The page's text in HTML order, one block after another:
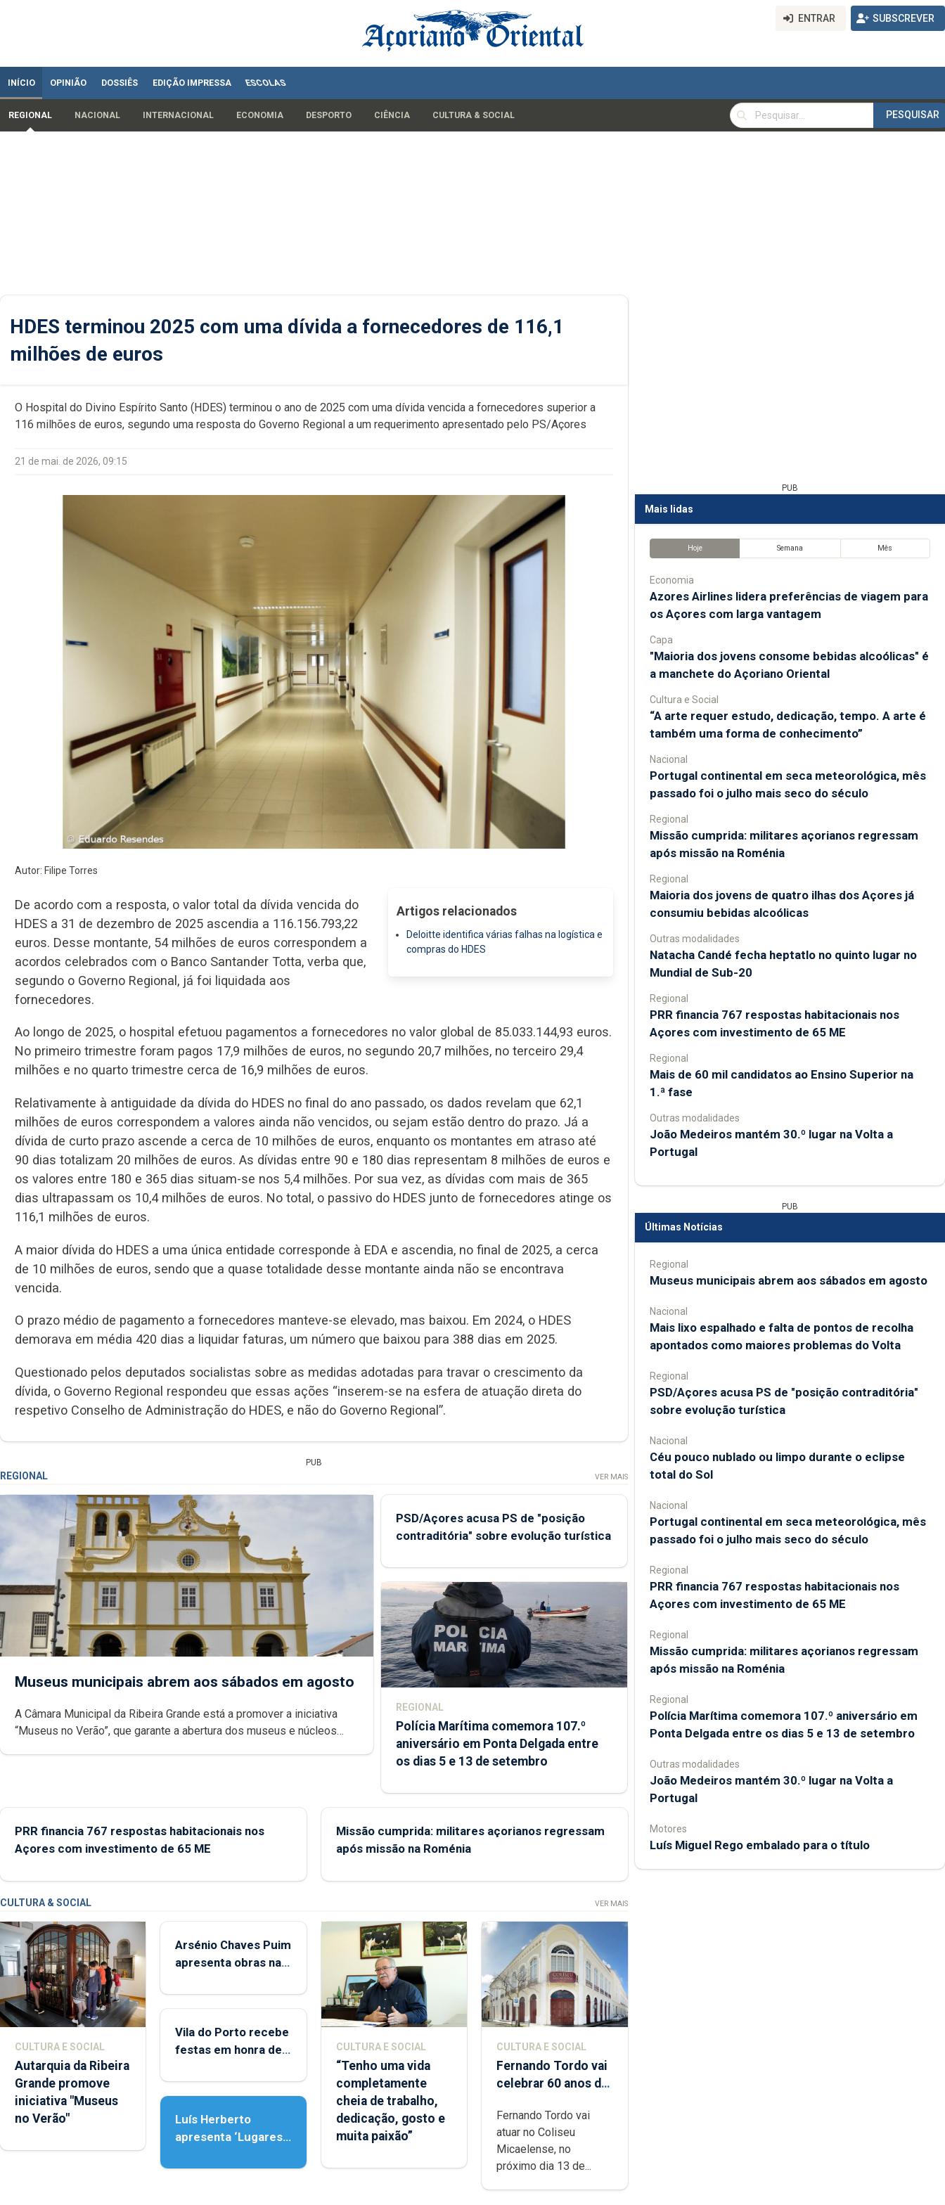
ENTRAR SUBSCREVER
INÍCIO OPINIÃO DOSSIÊS EDIÇÃO IMPRESSA ESCOLAS
REGIONAL NACIONAL INTERNACIONAL ECONOMIA DESPORTO CIÊNCIA CULTURA & SOCIAL
PESQUISAR
PESQUISAR
HDES terminou 2025 com uma dívida a fornecedores de 116,1
milhões de euros
O Hospital do Divino Espírito Santo (HDES) terminou o ano de 2025 com uma dívida vencida a fornecedores superior a
116 milhões de euros, segundo uma resposta do Governo Regional a um requerimento apresentado pelo PS/Açores
21 de mai. de 2026, 09:15
Autor: Filipe Torres
Artigos relacionados
Deloitte identifica várias falhas na logística e
compras do HDES
De acordo com a resposta, o valor total da dívida vencida do
HDES a 31 de dezembro de 2025 ascendia a 116.156.793,22
euros. Desse montante, 54 milhões de euros correspondem a
acordos celebrados com o Banco Santander Totta, verba que,
segundo o Governo Regional, já foi liquidada aos
fornecedores.
Ao longo de 2025, o hospital efetuou pagamentos a fornecedores no valor global de 85.033.144,93 euros.
No primeiro trimestre foram pagos 17,9 milhões de euros, no segundo 20,7 milhões, no terceiro 29,4
milhões e no quarto trimestre cerca de 16,9 milhões de euros.
Relativamente à antiguidade da dívida do HDES no final do ano passado, os dados revelam que 62,1
milhões de euros correspondem a valores ainda não vencidos, ou sejam estão dentro do prazo. Já a
dívida de curto prazo ascende a cerca de 10 milhões de euros, enquanto os montantes em atraso até
90 dias totalizam 20 milhões de euros. As dívidas entre 90 e 180 dias representam 8 milhões de euros e
os valores entre 180 e 365 dias situam-se nos 5,4 milhões. Por sua vez, as dívidas com mais de 365
dias ultrapassam os 10,4 milhões de euros. No total, o passivo do HDES junto de fornecedores atinge os
116,1 milhões de euros.
A maior dívida do HDES a uma única entidade corresponde à EDA e ascendia, no final de 2025, a cerca
de 10 milhões de euros, sendo que a quase totalidade desse montante ainda não se encontrava
vencida.
O prazo médio de pagamento a fornecedores manteve-se elevado, mas baixou. Em 2024, o HDES
demorava em média 420 dias a liquidar faturas, um número que baixou para 388 dias em 2025.
Questionado pelos deputados socialistas sobre as medidas adotadas para travar o crescimento da
dívida, o Governo Regional respondeu que essas ações “inserem-se na esfera de atuação direta do
respetivo Conselho de Administração do HDES, e não do Governo Regional”.
PUB
REGIONAL VER MAIS
Museus municipais abrem aos sábados em agosto
A Câmara Municipal da Ribeira Grande está a promover a iniciativa
“Museus no Verão”, que garante a abertura dos museus e núcleos
PSD/Açores acusa PS de "posição
contraditória" sobre evolução turística
REGIONAL
Polícia Marítima comemora 107.º
aniversário em Ponta Delgada entre
os dias 5 e 13 de setembro
PRR financia 767 respostas habitacionais nos
Açores com investimento de 65 ME
Missão cumprida: militares açorianos regressam
após missão na Roménia
CULTURA & SOCIAL VER MAIS
CULTURA E SOCIAL
Autarquia da Ribeira
Grande promove
iniciativa "Museus
no Verão"
Arsénio Chaves Puim
apresenta obras na
Porto
Vila do Porto recebe
festas em honra de
Assunção
Luís Herberto
apresenta ‘Lugares
CULTURA E SOCIAL
“Tenho uma vida
completamente
cheia de trabalho,
dedicação, gosto e
muita paixão”
CULTURA E SOCIAL
Fernando Tordo vai
celebrar 60 anos de
Micaelense
Fernando Tordo vai
atuar no Coliseu
Micaelense, no
próximo dia 13 de...
PUB
Mais lidas
Hoje Semana Mês
Economia
Azores Airlines lidera preferências de viagem para
os Açores com larga vantagem
Capa
"Maioria dos jovens consome bebidas alcoólicas" é
a manchete do Açoriano Oriental
Cultura e Social
“A arte requer estudo, dedicação, tempo. A arte é
também uma forma de conhecimento”
Nacional
Portugal continental em seca meteorológica, mês
passado foi o julho mais seco do século
Regional
Missão cumprida: militares açorianos regressam
após missão na Roménia
Regional
Maioria dos jovens de quatro ilhas dos Açores já
consumiu bebidas alcoólicas
Outras modalidades
Natacha Candé fecha heptatlo no quinto lugar no
Mundial de Sub-20
Regional
PRR financia 767 respostas habitacionais nos
Açores com investimento de 65 ME
Regional
Mais de 60 mil candidatos ao Ensino Superior na
1.ª fase
Outras modalidades
João Medeiros mantém 30.º lugar na Volta a
Portugal
PUB
Últimas Notícias
Regional
Museus municipais abrem aos sábados em agosto
Nacional
Mais lixo espalhado e falta de pontos de recolha
apontados como maiores problemas do Volta
Regional
PSD/Açores acusa PS de "posição contraditória"
sobre evolução turística
Nacional
Céu pouco nublado ou limpo durante o eclipse
total do Sol
Nacional
Portugal continental em seca meteorológica, mês
passado foi o julho mais seco do século
Regional
PRR financia 767 respostas habitacionais nos
Açores com investimento de 65 ME
Regional
Missão cumprida: militares açorianos regressam
após missão na Roménia
Regional
Polícia Marítima comemora 107.º aniversário em
Ponta Delgada entre os dias 5 e 13 de setembro
Outras modalidades
João Medeiros mantém 30.º lugar na Volta a
Portugal
Motores
Luís Miguel Rego embalado para o título